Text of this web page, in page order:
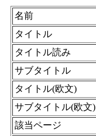
名前
タイトル
タイトル読み
サブタイトル
タイトル(欧文)
サブタイトル(欧文)
該当ページ